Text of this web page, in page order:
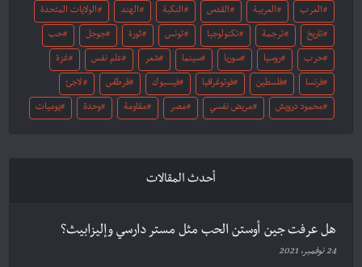
العرب العربية القدس النكبة الهند الولايات المتحدة
تاريخ ترجمة تكنولوجيا تونس ثورة جوجل حب
حرب روسيا سوريا سينما شعر علم نفس غزة
فرنسا فلسطين فوتوغرافيا فيسبوك قرطاس لاجئ
محمود درويش مريض نفسي مصر مقاومة وحدة يوميات
أحدث المقالات
هل عرفت جين أوستن الحب مثل مستر دارسي وإليزابيث؟
24 نوفمبر، 2021